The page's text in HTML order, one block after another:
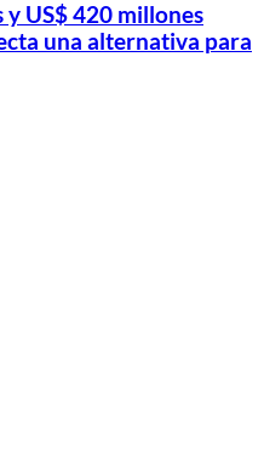
y US$ 420 millones
una alternativa para